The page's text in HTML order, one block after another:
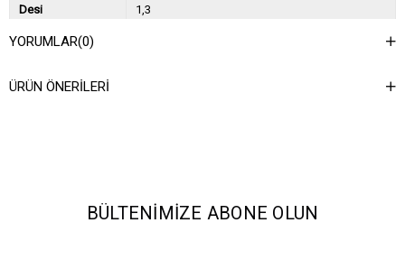
Desi 1,3
Sezon
YORUMLAR(0)
ÜRÜN ÖNERILERI
BÜLTENIMIZE ABONE OLUN